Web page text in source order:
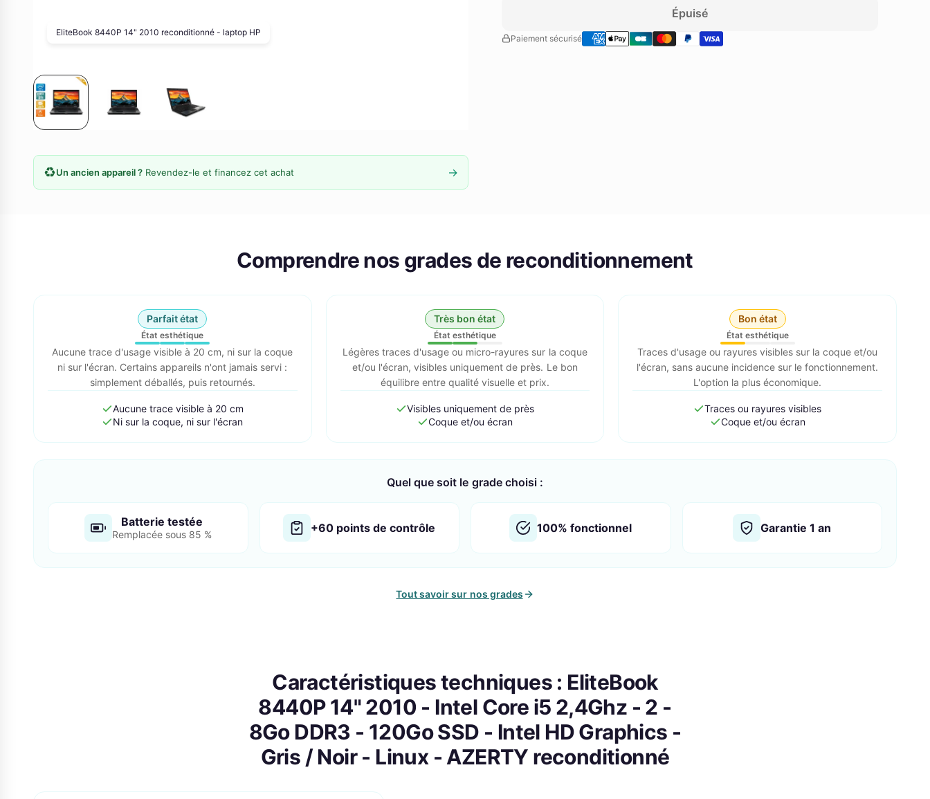
EliteBook 8440P 14" 2010 reconditionné - laptop HP EliteBook 8440P 14" 2010 reconditionné - HP, image 2
♻️Un ancien appareil ? Revendez-le et financez cet achat →
Épuisé
Paiement sécurisé
Comprendre nos grades de reconditionnement
Parfait état
État esthétique
Aucune trace d'usage visible à 20 cm, ni sur la coque
ni sur l'écran. Certains appareils n'ont jamais servi :
simplement déballés, puis retournés.
Aucune trace visible à 20 cm
Ni sur la coque, ni sur l'écran
Très bon état
État esthétique
Légères traces d'usage ou micro-rayures sur la coque
et/ou l'écran, visibles uniquement de près. Le bon
équilibre entre qualité visuelle et prix.
Visibles uniquement de près
Coque et/ou écran
Bon état
État esthétique
Traces d'usage ou rayures visibles sur la coque et/ou
l'écran, sans aucune incidence sur le fonctionnement.
L'option la plus économique.
Traces ou rayures visibles
Coque et/ou écran
Quel que soit le grade choisi :
Batterie testée
Remplacée sous 85 % +60 points de contrôle 100% fonctionnel Garantie 1 an
Tout savoir sur nos grades
Caractéristiques techniques : EliteBook
8440P 14" 2010 - Intel Core i5 2,4Ghz - 2 -
8Go DDR3 - 120Go SSD - Intel HD Graphics -
Gris / Noir - Linux - AZERTY reconditionné